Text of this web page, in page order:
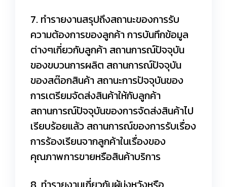
7. ทำรายงานสรุปถึงสถานะของการรับ
ความต้องการของลูกค้า การบันทึกข้อมูล
ต่างๆเกี่ยวกับลูกค้า สถานการณ์ปัจจุบัน
ของขบวนการผลิต สถานการณ์ปัจจุบัน
ของสต๊อกสินค้า สถานะการปัจจุบันของ
การเตรียมจัดส่งสินค้าให้กับลูกค้า
สถานการณ์ปัจจุบันของการจัดส่งสินค้าไป
เรียบร้อยแล้ว สถานการณ์ของการรับเรื่อง
การร้องเรียนจากลูกค้าในเรื่องของ
คุณภาพการขายหรือสินค้าบริการ